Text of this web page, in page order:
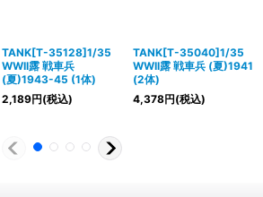
TANK[T-35128]1/35
WWII露 戦車兵
(夏)1943-45 (1体)
2,189円(税込)
TANK[T-35040]1/35
WWII露 戦車兵 (夏)1941
(2体)
4,378円(税込)